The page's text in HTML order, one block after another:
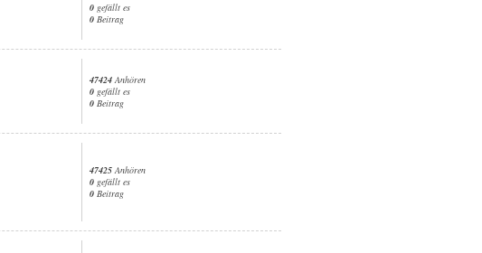
0 gefällt es
0 Beitrag
47424 Anhören
0 gefällt es
0 Beitrag
47425Anhören
0 gefällt es
0 Beitrag